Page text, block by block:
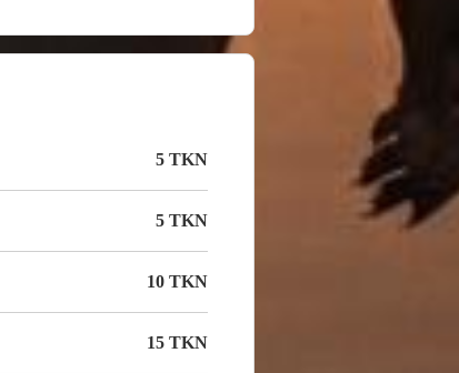
5 TKN
5 TKN
10 TKN
15 TKN